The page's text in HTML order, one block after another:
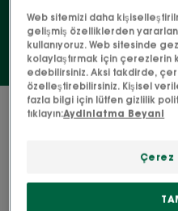
3 sonuçlar
Şampuan
Web sitemizi daha
gelişmiş özelliklerden
kullanıyoruz. Web sitesinde
kolaylaştırmak için çerezlerin
edebilirsiniz. Aksi takdirde,
özelleştirebilirsiniz. Kişisel
fazla bilgi için lütfen gizlilik
tıklayın:Aydinlatma Beyani
Çerez